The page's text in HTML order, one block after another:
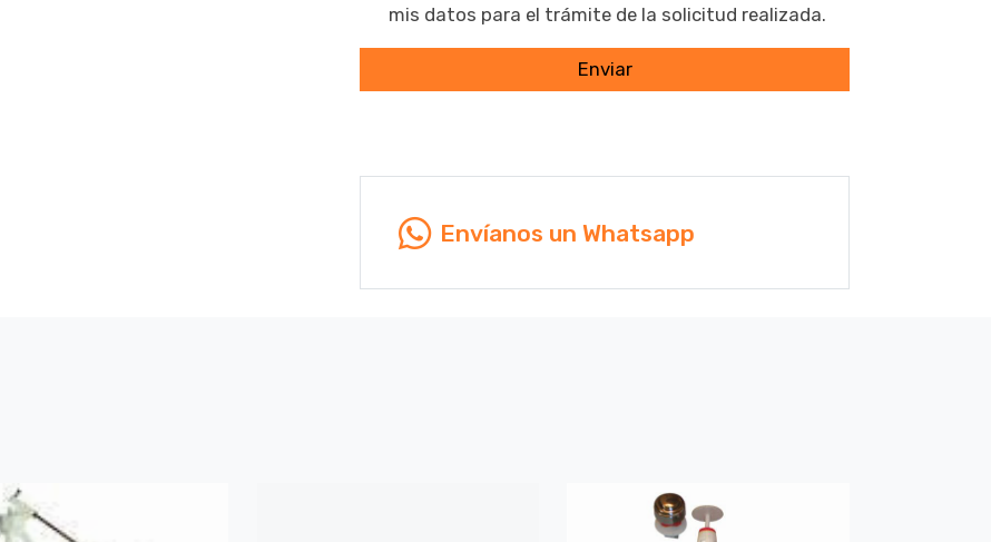
mis datos para el trámite de la solicitud realizada.
Enviar
Envíanos un Whatsapp